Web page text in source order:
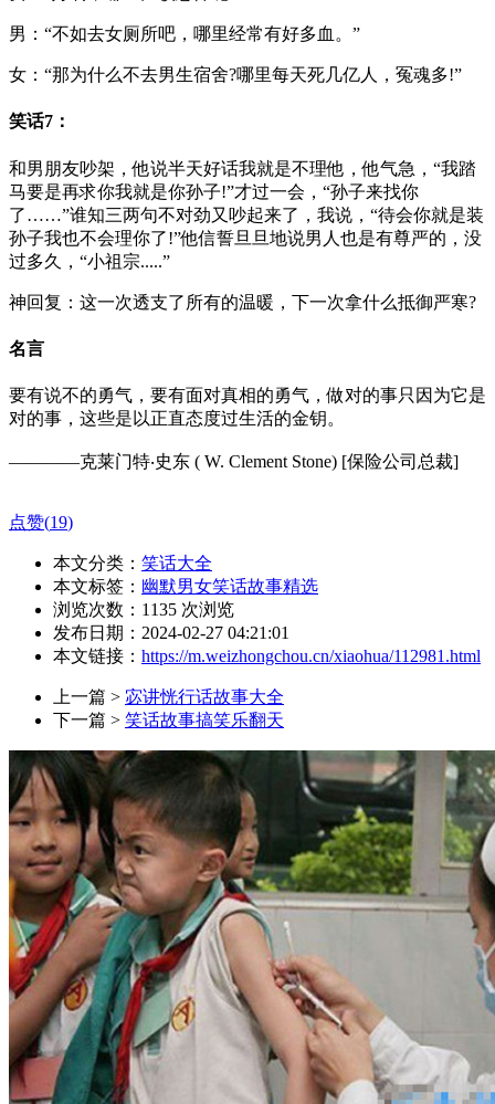
男：“不如去女厕所吧，哪里经常有好多血。”
女：“那为什么不去男生宿舍?哪里每天死几亿人，冤魂多!”
笑话7：
和男朋友吵架，他说半天好话我就是不理他，他气急，“我踏
马要是再求你我就是你孙子!”才过一会，“孙子来找你
了……”谁知三两句不对劲又吵起来了，我说，“待会你就是装
孙子我也不会理你了!”他信誓旦旦地说男人也是有尊严的，没
过多久，“小祖宗.....”
神回复：这一次透支了所有的温暖，下一次拿什么抵御严寒?
名言
要有说不的勇气，要有面对真相的勇气，做对的事只因为它是
对的事，这些是以正直态度过生活的金钥。
————克莱门特‧史东 ( W. Clement Stone) [保险公司总裁]
点赞(19)
本文分类： 笑话大全
本文标签： 幽默男女笑话故事精选
浏览次数： 1135 次浏览
发布日期：2024-02-27 04:21:01
本文链接： https://m.weizhongchou.cn/xiaohua/112981.html
上一篇 > 宓讲恍行话故事大全
下一篇 > 笑话故事搞笑乐翻天